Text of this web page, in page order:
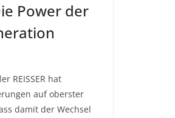
Power der
REISSER hat
auf oberster
damit der Wechsel